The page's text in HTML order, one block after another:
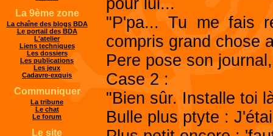
pour lui...
"P'pa... Tu me fais
compris grand chose
Pere pose son
Case 2 :
"Bien sûr. Installe toi
Bulle plus ptyte :
La 9ème zone
La chaîne des blogs BDA
Le portail des BDA
L'atelier
Liens techniques
Les dossiers
Les publications
Les jeux
Cadavre-exquis
Communiquer
La tribune
Le chat
Le forum
Le site